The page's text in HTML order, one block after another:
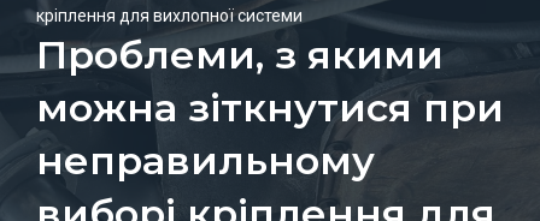
кріплення для вихлопної системи
Проблеми, з якими
можна зіткнутися при
неправильному